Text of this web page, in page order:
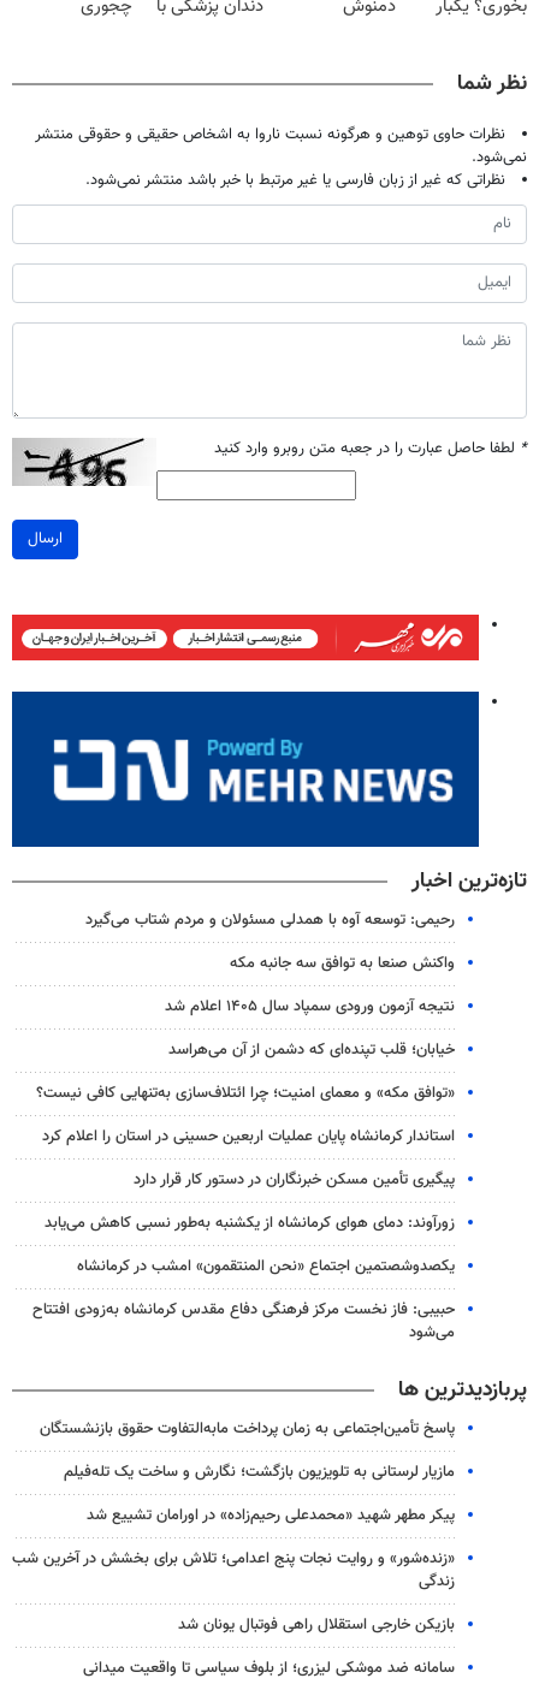
بخوری؟ یکبار
دمنوش
دندان پزشکی با
چجوری
مجانیه
نظر شما
نظرات حاوی توهین و هرگونه نسبت ناروا به اشخاص حقیقی و حقوقی منتشر
نمی‌شود.
نظراتی که غیر از زبان فارسی یا غیر مرتبط با خبر باشد منتشر نمی‌شود.
* لطفا حاصل عبارت را در جعبه متن روبرو وارد کنید
ارسال
تازه‌ترین اخبار
رحیمی: توسعه آوه با همدلی مسئولان و مردم شتاب می‌گیرد
واکنش صنعا به توافق سه جانبه مکه
نتیجه آزمون ورودی سمپاد سال ۱۴۰۵ اعلام شد
خیابان؛ قلب تپنده‌ای که دشمن از آن می‌هراسد
«توافق مکه» و معمای امنیت؛ چرا ائتلاف‌سازی به‌تنهایی کافی نیست؟
استاندار کرمانشاه پایان عملیات اربعین حسینی در استان را اعلام کرد
پیگیری تأمین مسکن خبرنگاران در دستور کار قرار دارد
زورآوند: دمای هوای کرمانشاه از یکشنبه به‌طور نسبی کاهش می‌یابد
یکصدوشصتمین اجتماع «نحن المنتقمون» امشب در کرمانشاه
حبیبی: فاز نخست مرکز فرهنگی دفاع مقدس کرمانشاه به‌زودی افتتاح
می‌شود
پربازدیدترین ها
پاسخ تأمین‌اجتماعی به زمان پرداخت مابه‌التفاوت حقوق بازنشستگان
مازیار لرستانی به تلویزیون بازگشت؛ نگارش و ساخت یک تله‌فیلم
پیکر مطهر شهید «محمدعلی رحیم‌زاده» در اورامان تشییع شد
«زنده‌شور» و روایت نجات پنج اعدامی؛ تلاش برای بخشش در آخرین شب
زندگی
بازیکن خارجی استقلال راهی فوتبال یونان شد
سامانه ضد موشکی لیزری؛ از بلوف سیاسی تا واقعیت میدانی